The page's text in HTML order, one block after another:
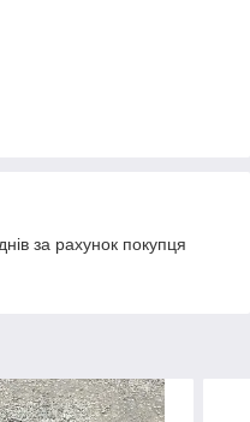
за рахунок покупця